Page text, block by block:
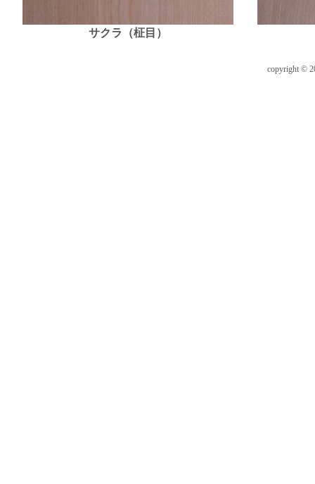
サクラ（柾目）
copyright ©